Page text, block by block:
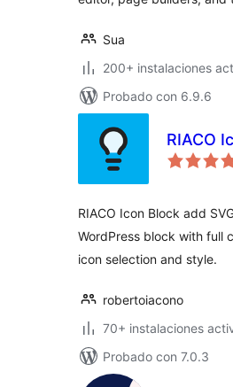
Sua
200+ instalaciones
Probado con 6.9.6
RIACO
RIACO Icon Block add
WordPress block with full
icon selection and style.
robertoiacono
70+ instalaciones
Probado con 7.0.3